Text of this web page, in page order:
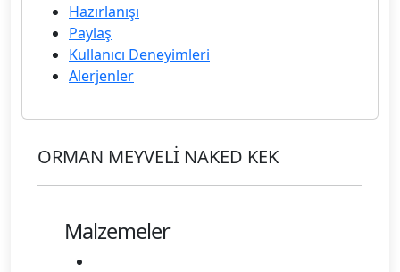
Hazırlanışı
Paylaş
Kullanıcı Deneyimleri
Alerjenler
ORMAN MEYVELİ NAKED KEK
Malzemeler